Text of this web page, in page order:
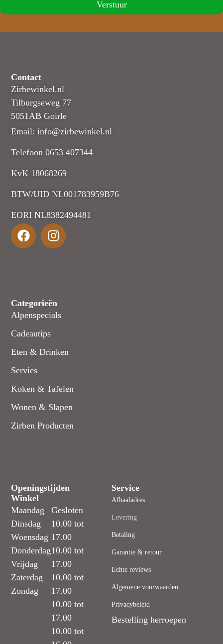
Verstuur
Contact
Zirbewinkel.nl
Tilburgseweg 77
5051AB Goirle
Email: info@zirbewinkel.nl
Telefoon 0653 407344
KvK 18068269
BTW/UID NL001783959B76
EORI NL8382494481
Categorieën
Alpenspecials
Cadeautips
Eten & Drinken
Servies
Koken & Tafelen
Wonen & Slapen
Zirben Producten
Openingstijden
Winkel
Maandag
Dinsdag
Woensdag
Donderdag
Vrijdag
Zaterdag
Zondag
Gesloten
10.00 tot
17.00
10.00 tot
17.00
10.00 tot
17.00
10.00 tot
17.00
10.00 tot
Service
Afhaaladres
Levering
Betaling
Garantie & retour
Echte reviews
Algemene voorwaarden
Privacybeleid
Bestelling herroepen